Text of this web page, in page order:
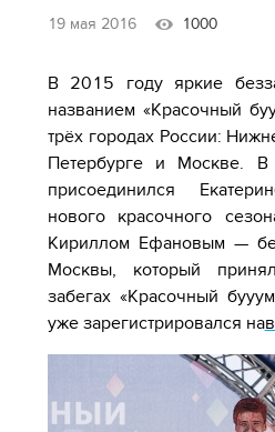
19 мая 2016 1000
В 2015 году яркие
названием «Красочный
трёх городах России:
Петербурге и Москве.
присоединился
нового красочного
Кириллом Ефановым —
Москвы, который
забегах «Красочный
уже зарегистрировался на